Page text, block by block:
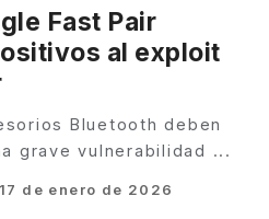
Fast Pair
al exploit
Bluetooth deben
grave vulnerabilidad ...
17 de enero de 2026